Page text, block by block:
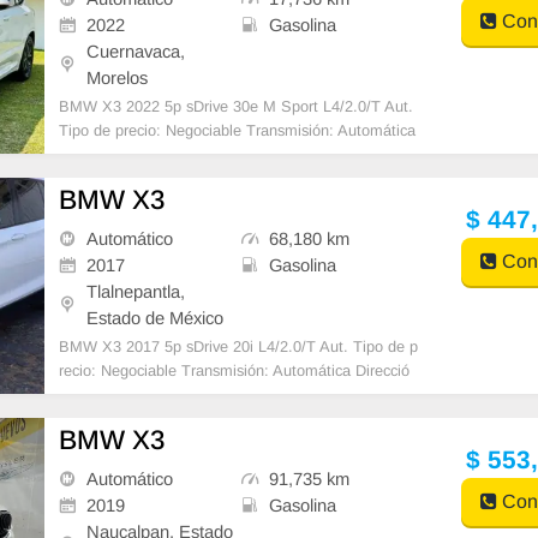
2022
Gasolina
Cuernavaca,
Morelos
BMW X3 2022 5p sDrive 30e M Sport L4/2.0/T Aut.
Tipo de precio: Negociable Transmisión: Automática
Dirección: Asistida Vestidura: Tela Co
BMW X3
Automático
68,180 km
2017
Gasolina
Tlalnepantla,
Estado de México
BMW X3 2017 5p sDrive 20i L4/2.0/T Aut. Tipo de p
recio: Negociable Transmisión: Automática Direcció
n: Asistida Vestidura: Piel (Cuero) Co
$
BMW X3
Automático
91,735 km
2019
Gasolina
Naucalpan, Estado
$